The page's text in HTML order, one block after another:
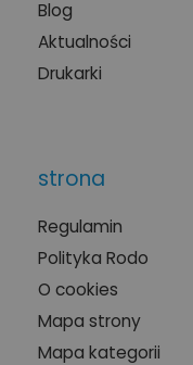
Blog
Aktualności
Drukarki
strona
Regulamin
Polityka Rodo
O cookies
Mapa strony
Mapa kategorii